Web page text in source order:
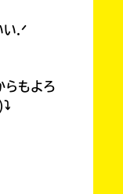
い.ᐟ
らもよろ